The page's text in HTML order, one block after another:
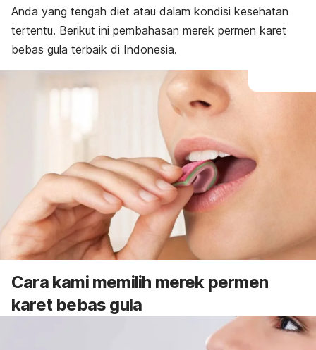
Anda yang tengah diet atau dalam kondisi kesehatan
tertentu. Berikut ini pembahasan merek permen karet
bebas gula terbaik di Indonesia.
Cara kami memilih merek permen
karet bebas gula